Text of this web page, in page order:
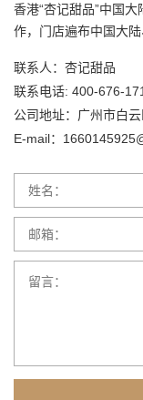
香港“杏记甜品”中国
作，门店遍布中国大
限公司所有，企业拥
联系人：杏记甜品
联系电话: 400-676-
公司地址：广州市白
E-mail：